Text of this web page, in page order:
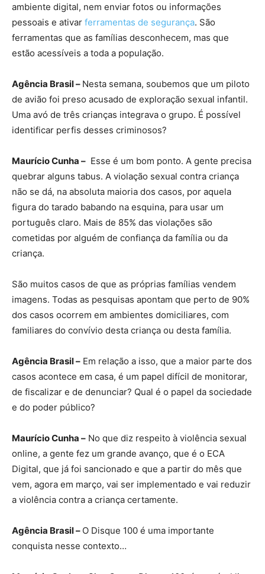
ambiente digital, nem enviar fotos ou informações
pessoais e ativar ferramentas de segurança. São
ferramentas que as famílias desconhecem, mas que
estão acessíveis a toda a população.
Agência Brasil – Nesta semana, soubemos que um piloto
de avião foi preso acusado de exploração sexual infantil.
Uma avó de três crianças integrava o grupo. É possível
identificar perfis desses criminosos?
Maurício Cunha – Esse é um bom ponto. A gente precisa
quebrar alguns tabus. A violação sexual contra criança
não se dá, na absoluta maioria dos casos, por aquela
figura do tarado babando na esquina, para usar um
português claro. Mais de 85% das violações são
cometidas por alguém de confiança da família ou da
criança.
São muitos casos de que as próprias famílias vendem
imagens. Todas as pesquisas apontam que perto de 90%
dos casos ocorrem em ambientes domiciliares, com
familiares do convívio desta criança ou desta família.
Agência Brasil – Em relação a isso, que a maior parte dos
casos acontece em casa, é um papel difícil de monitorar,
de fiscalizar e de denunciar? Qual é o papel da sociedade
e do poder público?
Maurício Cunha – No que diz respeito à violência sexual
online, a gente fez um grande avanço, que é o ECA
Digital, que já foi sancionado e que a partir do mês que
vem, agora em março, vai ser implementado e vai reduzir
a violência contra a criança certamente.
Agência Brasil – O Disque 100 é uma importante
conquista nesse contexto…